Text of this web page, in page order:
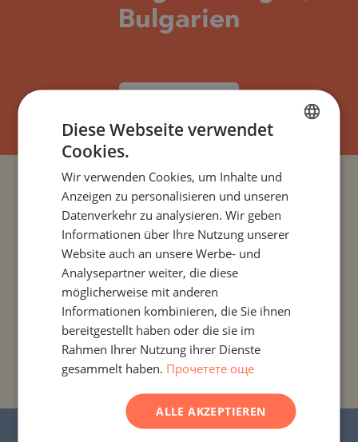
Bulgarien
PROJEKTE UND IMMOBILIEN NACH SIEDLUNG
PROJEKTE UND IMMOBILIEN NACH IMMOBILIENTYP
PROJEKTE UND IMMOBILIEN NACH REGIONEN
PROJEKTE UND IMMOBILIEN NACH
GEBÄUDE-/KOMPLEXNAMEN
© 2016–2025 „Stonehard Marketing“ Ltd. Alle
ENGLISH
GERMAN
FRENCH
ROMANIAN
Diese Webseite verwendet
Cookies.
Wir verwenden Cookies, um Inhalte und
Anzeigen zu personalisieren und unseren
Datenverkehr zu analysieren. Wir geben
Informationen über Ihre Nutzung unserer
Website auch an unsere Werbe- und
Analysepartner weiter, die diese
möglicherweise mit anderen
Informationen kombinieren, die Sie ihnen
bereitgestellt haben oder die sie im
Rahmen Ihrer Nutzung ihrer Dienste
gesammelt haben. Прочетете още
ALLE AKZEPTIEREN